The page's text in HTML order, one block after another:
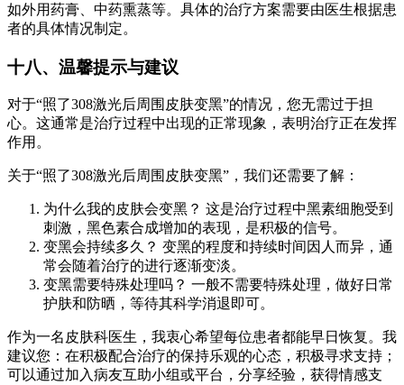
如外用药膏、中药熏蒸等。具体的治疗方案需要由医生根据患
者的具体情况制定。
十八、温馨提示与建议
对于“照了308激光后周围皮肤变黑”的情况，您无需过于担
心。这通常是治疗过程中出现的正常现象，表明治疗正在发挥
作用。
关于“照了308激光后周围皮肤变黑”，我们还需要了解：
为什么我的皮肤会变黑？ 这是治疗过程中黑素细胞受到
刺激，黑色素合成增加的表现，是积极的信号。
变黑会持续多久？ 变黑的程度和持续时间因人而异，通
常会随着治疗的进行逐渐变淡。
变黑需要特殊处理吗？ 一般不需要特殊处理，做好日常
护肤和防晒，等待其科学消退即可。
作为一名皮肤科医生，我衷心希望每位患者都能早日恢复。我
建议您：在积极配合治疗的保持乐观的心态，积极寻求支持；
可以通过加入病友互助小组或平台，分享经验，获得情感支